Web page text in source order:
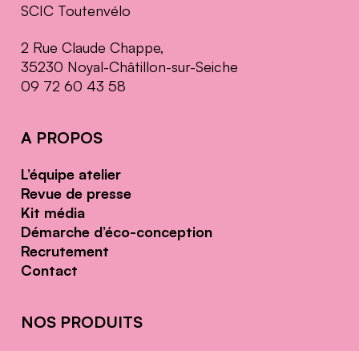
SCIC Toutenvélo
2 Rue Claude Chappe,
35230 Noyal-Châtillon-sur-Seiche
09 72 60 43 58
A PROPOS
L’équipe atelier
Revue de presse
Kit média
Démarche d’éco-conception
Recrutement
Contact
NOS PRODUITS